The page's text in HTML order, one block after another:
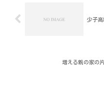
少子高
増える親の家の